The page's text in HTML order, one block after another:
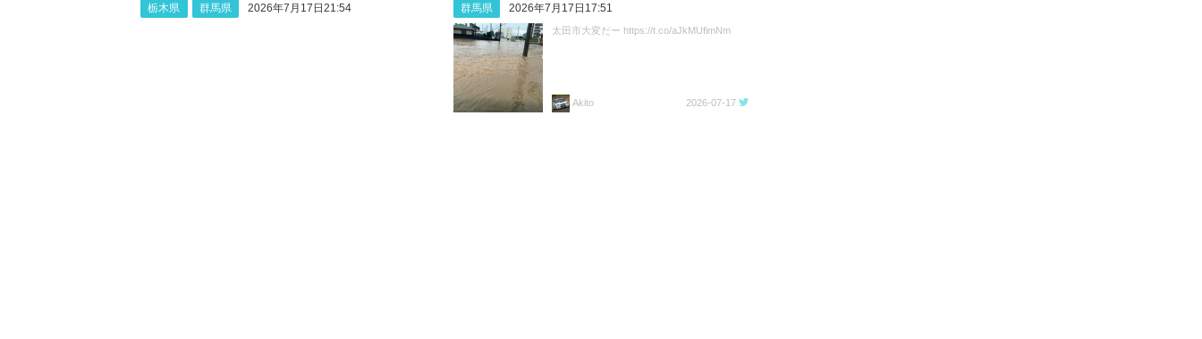
栃木県 群馬県 2026年7月17日21:54 群馬県 2026年7月17日17:51
太田市大変だー https://t.co/aJkMUfimNm
Akito 2026-07-17